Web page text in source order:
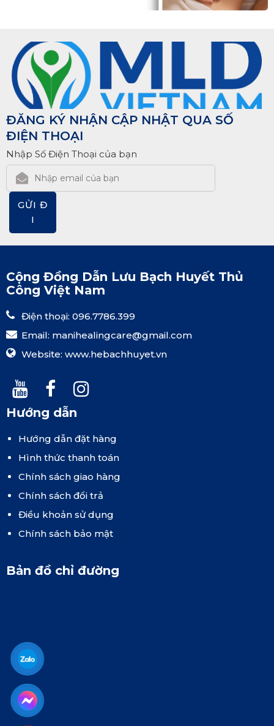
ĐĂNG KÝ NHẬN CẬP NHẬT QUA SỐ
ĐIỆN THOẠI
Nhập Số Điện Thoại của bạn
GỬI Đ
I
Cộng Đồng Dẫn Lưu Bạch Huyết Thủ
Công Việt Nam
Điện thoại: 096.7786.399
Email: manihealingcare@gmail.com
Website: www.hebachhuyet.vn
Hướng dẫn
Hướng dẫn đặt hàng
Hình thức thanh toán
Chính sách giao hàng
Chính sách đổi trả
Điều khoản sử dụng
Chính sách bảo mật
Bản đồ chỉ đường